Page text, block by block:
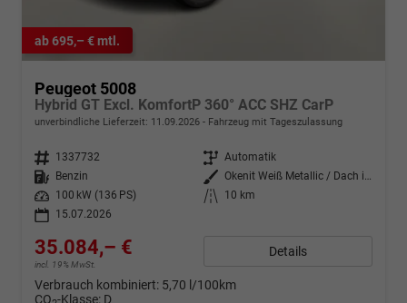
ab 695,– € mtl.
Peugeot 5008
Hybrid GT Excl. KomfortP 360° ACC SHZ CarP
unverbindliche Lieferzeit: 11.09.2026 Fahrzeug mit Tageszulassung
Fahrzeugnr. 1337732 Getriebe Automatik
Kraftstoff
Benzin Außenfarbe
Okenit Weiß Metallic / Dach in P
Leistung
100 kW (136 PS) Kilometerstand
10 km
15.07.2026
35.084,– €
incl. 19% MwSt.
Details
Verbrauch kombiniert: 5,70 l/100km
CO -Klasse: D